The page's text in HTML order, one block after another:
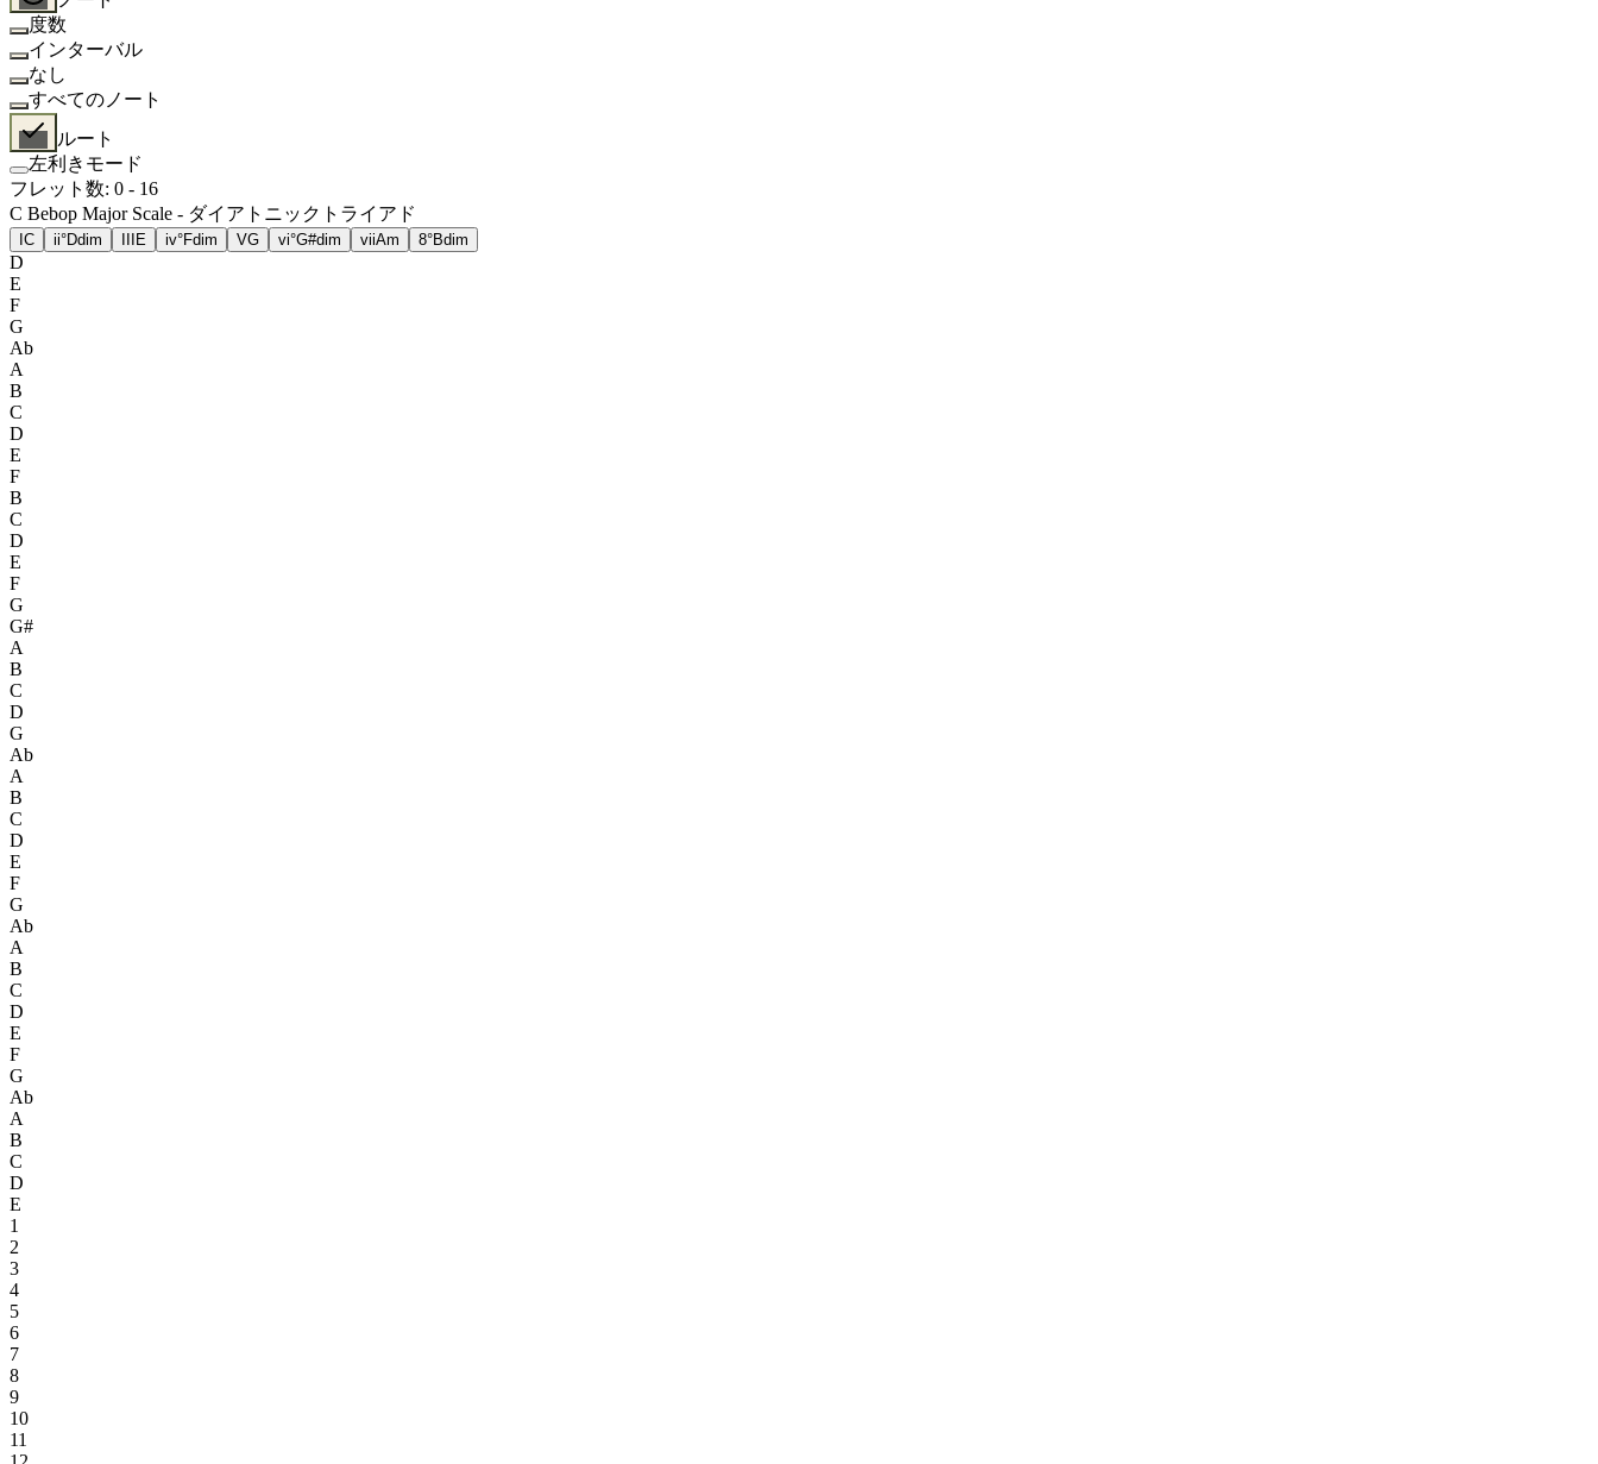
度数
インターバル
なし
すべてのノート
ルート
左利きモード
フレット数: 0 - 16
C Bebop Major Scale - ダイアトニックトライアド
C ii°Ddim E iv°Fdim VG vi°G#dim viiAm 8°Bdim
D
E
F
G
Ab
A
B
C
D
E
F
B
C
D
E
F
G
G#
A
B
C
D
G
Ab
A
B
C
D
E
F
G
Ab
A
B
C
D
E
F
G
Ab
A
B
C
D
E
1
2
3
4
5
6
7
8
9
10
11